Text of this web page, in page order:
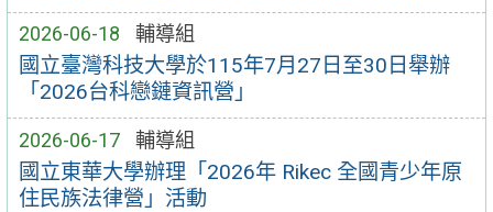
2026-06-18 輔導組
國立臺灣科技大學於115年7月27日至30日舉辦
「2026台科戀鏈資訊營」
2026-06-17 輔導組
國立東華大學辦理「2026年 Rikec 全國青少年原
住民族法律營」活動